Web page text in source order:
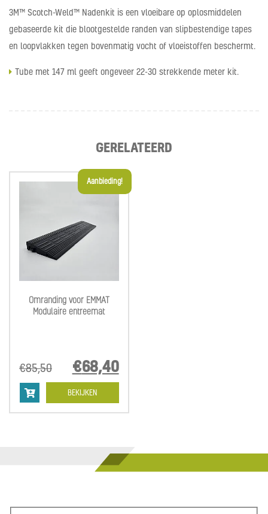
3M™ Scotch-Weld™ Nadenkit is een vloeibare op oplosmiddelen
gebaseerde kit die blootgestelde randen van slipbestendige tapes
en loopvlakken tegen bovenmatig vocht of vloeistoffen beschermt.
Tube met 147 ml geeft ongeveer 22-30 strekkende meter kit.
GERELATEERD
Aanbieding!
Omranding voor EMMAT
Modulaire entreemat
€85,50 Oorspronkelijke
prijs
was:
€85,50.
€68,40Huidige
prijs
€68,40.
BEKIJKEN